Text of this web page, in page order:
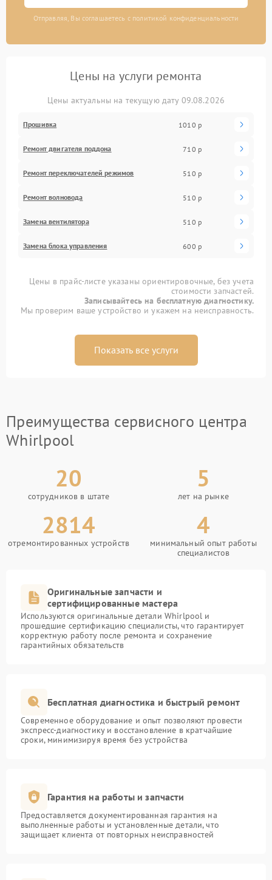
Отправляя, Вы соглашаетесь с политикой конфиденциальности
Цены на услуги ремонта
Цены актуальны на текущую дату 09.08.2026
Прошивка 1010 р
Ремонт двигателя поддона 710 р
Ремонт переключателей режимов 510 р
Ремонт волновода 510 р
Замена вентилятора 510 р
Замена блока управления 600 р
Цены в прайс-листе указаны ориентировочные, без учета
стоимости запчастей.
Записывайтесь на бесплатную диагностику.
Мы проверим ваше устройство и укажем на неисправность.
Показать все услуги
Преимущества сервисного центра
Whirlpool
20
сотрудников в штате
5
лет на рынке
2814
отремонтированных устройств
4
минимальный опыт работы
специалистов
Оригинальные запчасти и
сертифицированные мастера
Используются оригинальные детали Whirlpool и
прошедшие сертификацию специалисты, что гарантирует
корректную работу после ремонта и сохранение
гарантийных обязательств
Бесплатная диагностика и быстрый ремонт
Современное оборудование и опыт позволяют провести
экспресс-диагностику и восстановление в кратчайшие
сроки, минимизируя время без устройства
Гарантия на работы и запчасти
Предоставляется документированная гарантия на
выполненные работы и установленные детали, что
защищает клиента от повторных неисправностей